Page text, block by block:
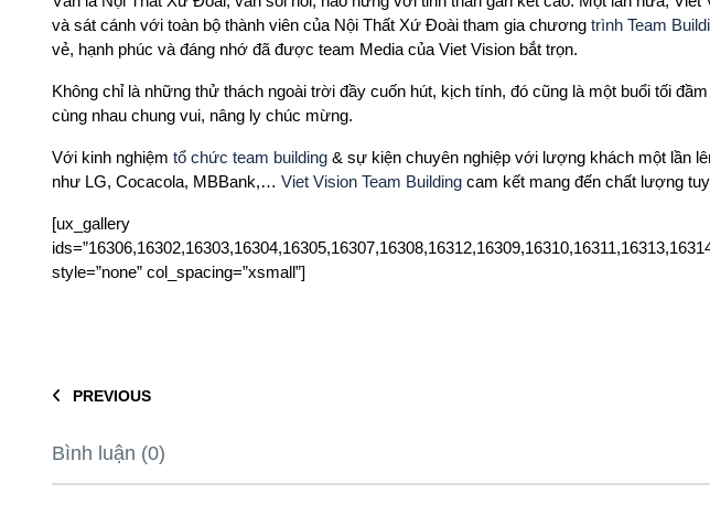
và sát cánh với toàn bộ thành viên của Nội Thất Xứ Đoài tham gia chương trình Team
vẻ, hạnh phúc và đáng nhớ đã được team Media của Viet Vision bắt trọn.
Không chỉ là những thử thách ngoài trời đầy cuốn hút, kịch tính, đó cũng là một buổi tối
cùng nhau chung vui, nâng ly chúc mừng.
Với kinh nghiệm tổ chức team building & sự kiện chuyên nghiệp với lượng khách một lần
như LG, Cocacola, MBBank,… Viet Vision Team Building cam kết mang đến chất lượng
[ux_gallery
style=”none” col_spacing=”xsmall”]
PREVIOUS
Bình luận (0)